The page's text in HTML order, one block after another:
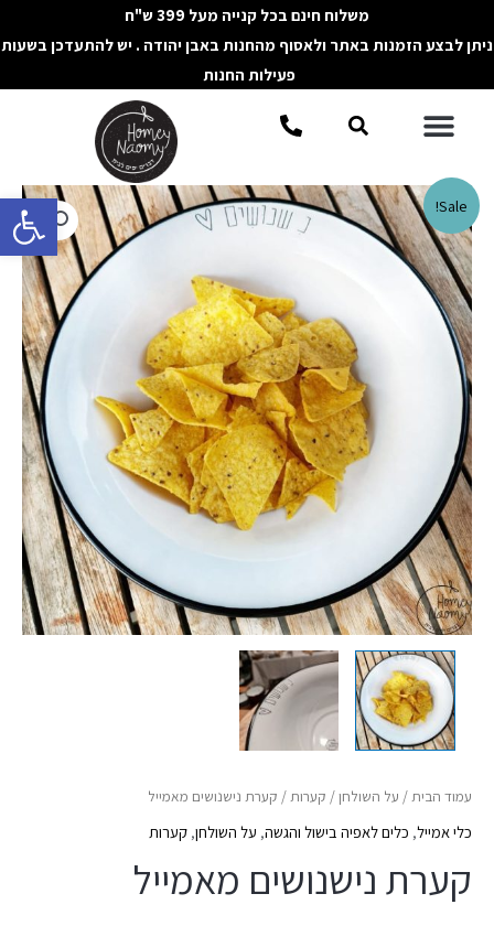
פתח
לתוכן
משלוח חינם בכל קנייה מעל 399 ש"ח
ניתן לבצע הזמנות באתר ולאסוף מהחנות באבן יהודה . יש להתעדכן בשעות
פעילות החנות
תפריטחיפוש
Sale!
עמוד הבית/ על השולחן/ קערות/ קערת נישנושים מאמייל
כלי אמייל, כלים לאפיה בישול והגשה, על השולחן, קערות
קערת נישנושים מאמייל
כמות
של
קערת
נישנושים
מאמייל